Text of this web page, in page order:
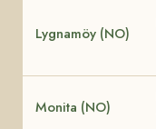
Lygnamöy (NO)
Monita (NO)